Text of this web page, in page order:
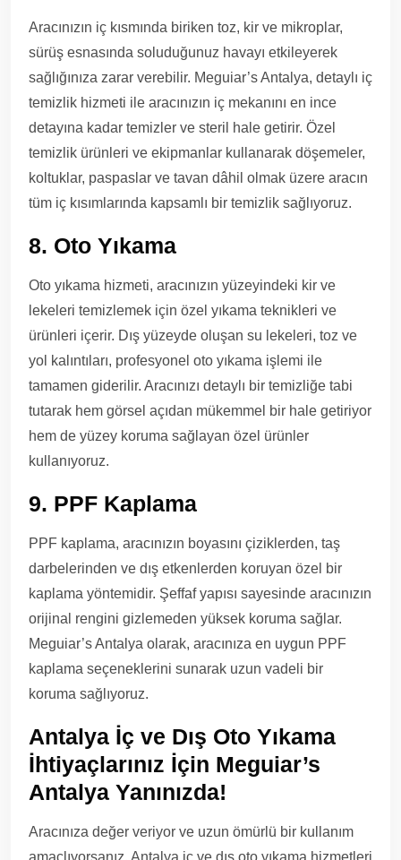
Aracınızın iç kısmında biriken toz, kir ve mikroplar,
sürüş esnasında soluduğunuz havayı etkileyerek
sağlığınıza zarar verebilir. Meguiar’s Antalya, detaylı iç
temizlik hizmeti ile aracınızın iç mekanını en ince
detayına kadar temizler ve steril hale getirir. Özel
temizlik ürünleri ve ekipmanlar kullanarak döşemeler,
koltuklar, paspaslar ve tavan dâhil olmak üzere aracın
tüm iç kısımlarında kapsamlı bir temizlik sağlıyoruz.
8. Oto Yıkama
Oto yıkama hizmeti, aracınızın yüzeyindeki kir ve
lekeleri temizlemek için özel yıkama teknikleri ve
ürünleri içerir. Dış yüzeyde oluşan su lekeleri, toz ve
yol kalıntıları, profesyonel oto yıkama işlemi ile
tamamen giderilir. Aracınızı detaylı bir temizliğe tabi
tutarak hem görsel açıdan mükemmel bir hale getiriyor
hem de yüzey koruma sağlayan özel ürünler
kullanıyoruz.
9. PPF Kaplama
PPF kaplama, aracınızın boyasını çiziklerden, taş
darbelerinden ve dış etkenlerden koruyan özel bir
kaplama yöntemidir. Şeffaf yapısı sayesinde aracınızın
orijinal rengini gizlemeden yüksek koruma sağlar.
Meguiar’s Antalya olarak, aracınıza en uygun PPF
kaplama seçeneklerini sunarak uzun vadeli bir
koruma sağlıyoruz.
Antalya İç ve Dış Oto Yıkama
İhtiyaçlarınız İçin Meguiar’s
Antalya Yanınızda!
Aracınıza değer veriyor ve uzun ömürlü bir kullanım
amaçlıyorsanız, Antalya iç ve dış oto yıkama hizmetleri